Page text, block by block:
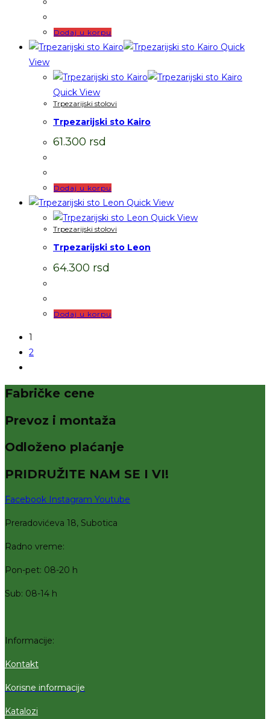
Dodaj u korpu
Quick
View
Quick View
Trpezarijski stolovi
Trpezarijski sto Kairo
61.300 rsd
Dodaj u korpu
Quick View
Quick View
Trpezarijski stolovi
Trpezarijski sto Leon
64.300 rsd
Dodaj u korpu
1
2
Fabričke cene
Prevoz i montaža
Odloženo plaćanje
PRIDRUŽITE NAM SE I VI!
Facebook Instagram Youtube
Preradovićeva 18, Subotica
Radno vreme:
Pon-pet: 08-20 h
Sub: 08-14 h
Informacije:
Kontakt
Korisne informacije
Katalozi